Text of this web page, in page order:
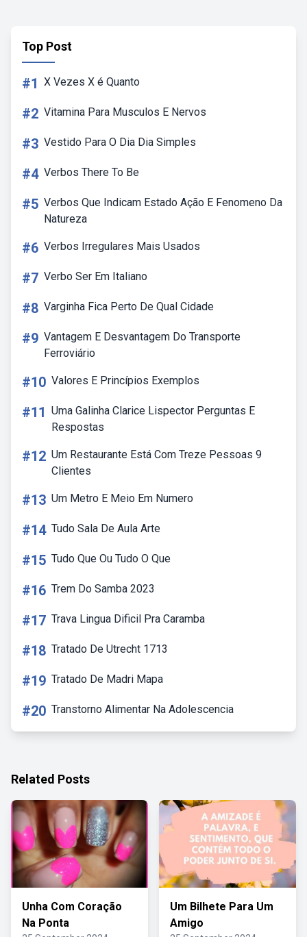
Top Post
#1 X Vezes X é Quanto
#2 Vitamina Para Musculos E Nervos
#3 Vestido Para O Dia Dia Simples
#4 Verbos There To Be
#5 Verbos Que Indicam Estado Ação E Fenomeno Da
Natureza
#6 Verbos Irregulares Mais Usados
#7 Verbo Ser Em Italiano
#8 Varginha Fica Perto De Qual Cidade
#9 Vantagem E Desvantagem Do Transporte
Ferroviário
#10 Valores E Princípios Exemplos
#11 Uma Galinha Clarice Lispector Perguntas E
Respostas
#12 Um Restaurante Está Com Treze Pessoas 9
Clientes
#13 Um Metro E Meio Em Numero
#14 Tudo Sala De Aula Arte
#15 Tudo Que Ou Tudo O Que
#16 Trem Do Samba 2023
#17 Trava Lingua Dificil Pra Caramba
#18 Tratado De Utrecht 1713
#19 Tratado De Madri Mapa
#20 Transtorno Alimentar Na Adolescencia
Related Posts
Unha Com Coração
Na Ponta
Um Bilhete Para Um
Amigo